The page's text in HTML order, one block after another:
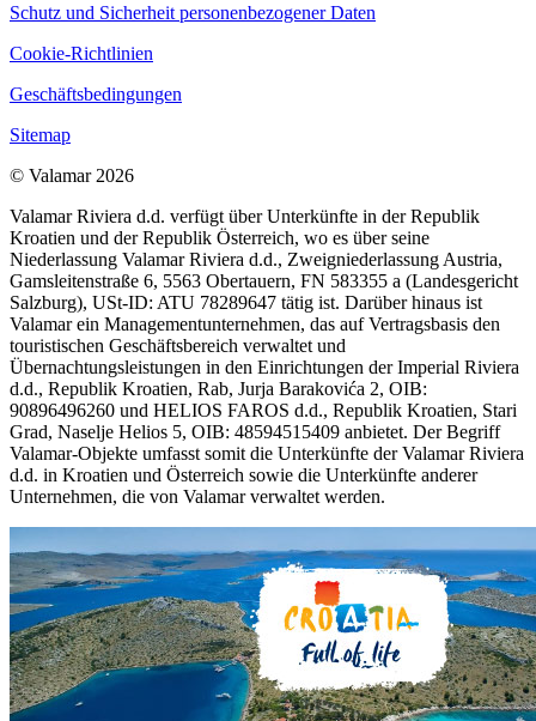
Schutz und Sicherheit personenbezogener Daten
Cookie-Richtlinien
Geschäftsbedingungen
Sitemap
© Valamar 2026
Valamar Riviera d.d. verfügt über Unterkünfte in der Republik
Kroatien und der Republik Österreich, wo es über seine
Niederlassung Valamar Riviera d.d., Zweigniederlassung Austria,
Gamsleitenstraße 6, 5563 Obertauern, FN 583355 a (Landesgericht
Salzburg), USt-ID: ATU 78289647 tätig ist. Darüber hinaus ist
Valamar ein Managementunternehmen, das auf Vertragsbasis den
touristischen Geschäftsbereich verwaltet und
Übernachtungsleistungen in den Einrichtungen der Imperial Riviera
d.d., Republik Kroatien, Rab, Jurja Barakovića 2, OIB:
90896496260 und HELIOS FAROS d.d., Republik Kroatien, Stari
Grad, Naselje Helios 5, OIB: 48594515409 anbietet. Der Begriff
Valamar-Objekte umfasst somit die Unterkünfte der Valamar Riviera
d.d. in Kroatien und Österreich sowie die Unterkünfte anderer
Unternehmen, die von Valamar verwaltet werden.